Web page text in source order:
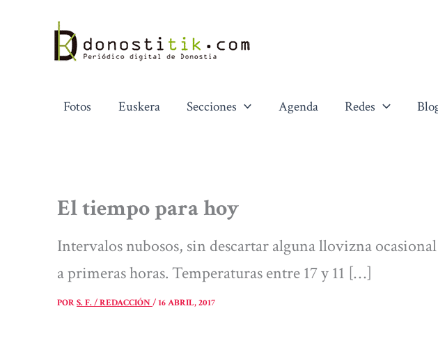
contenido
Fotos Euskera Secciones Agenda Redes
El tiempo para hoy
Intervalos nubosos, sin descartar alguna llovizna
a primeras horas. Temperaturas entre 17 y 11 […]
PORS. F. / REDACCIÓN/16 ABRIL, 2017